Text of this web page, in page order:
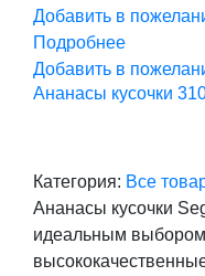
Добавить в
Подробнее
Добавить в
Ананасы кусочки
Категория: Все
Ананасы кусочки
идеальным выбором